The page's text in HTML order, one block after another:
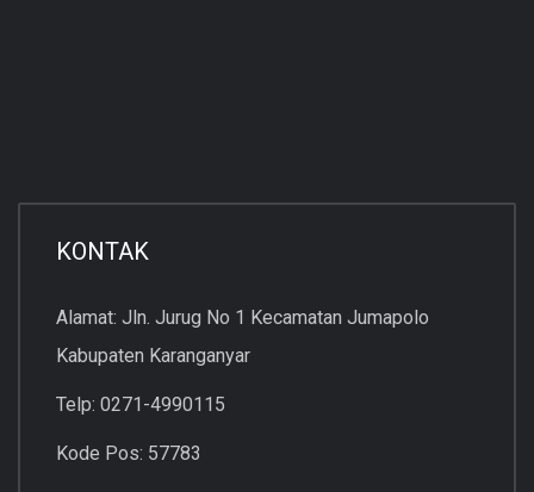
KONTAK
Alamat: Jln. Jurug No 1 Kecamatan Jumapolo
Kabupaten Karanganyar
Telp: 0271-4990115
Kode Pos: 57783